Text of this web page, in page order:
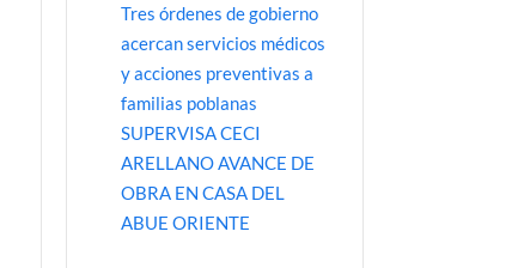
Tres órdenes de gobierno
acercan servicios médicos
y acciones preventivas a
familias poblanas
SUPERVISA CECI
ARELLANO AVANCE DE
OBRA EN CASA DEL
ABUE ORIENTE